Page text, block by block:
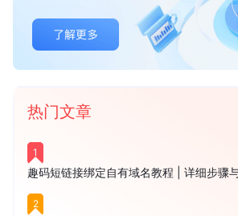
热门文章
1
趣码短链接绑定自有域名教程 | 详细步骤
2